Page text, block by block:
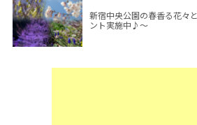
新宿中央公園の春香る花々
ント実施中♪～